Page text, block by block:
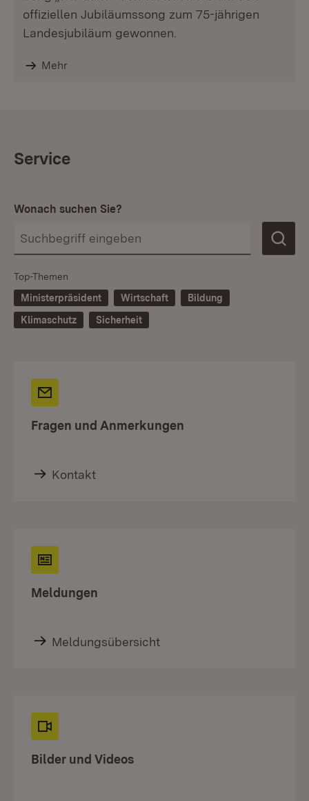
offiziellen Jubiläumssong zum 75-jährigen
Landesjubiläum gewonnen.
Mehr
Service
Wonach suchen Sie?
Top-Themen
Ministerpräsident
Wirtschaft
Bildung
Klimaschutz
Sicherheit
Fragen und Anmerkungen
Kontakt
Meldungen
Meldungsübersicht
Bilder und Videos